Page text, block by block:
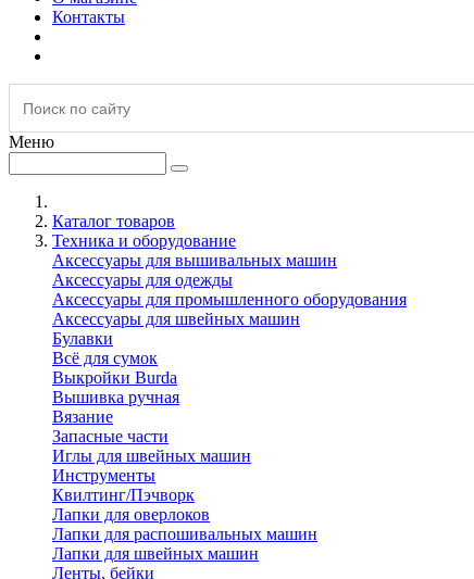
Контакты
Меню
Каталог товаров
Техника и оборудование
Аксессуары для вышивальных машин
Аксессуары для одежды
Аксессуары для промышленного оборудования
Аксессуары для швейных машин
Булавки
Всё для сумок
Выкройки Burda
Вышивка ручная
Вязание
Запасные части
Иглы для швейных машин
Инструменты
Квилтинг/Пэчворк
Лапки для оверлоков
Лапки для распошивальных машин
Лапки для швейных машин
Ленты, бейки